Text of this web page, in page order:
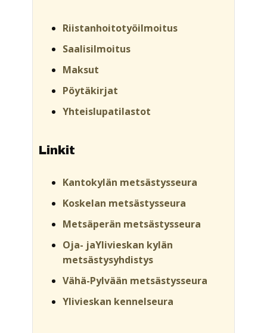
Riistanhoitotyöilmoitus
Saalisilmoitus
Maksut
Pöytäkirjat
Yhteislupatilastot
Linkit
Kantokylän metsästysseura
Koskelan metsästysseura
Metsäperän metsästysseura
Oja- jaYlivieskan kylän
metsästysyhdistys
Vähä-Pylvään metsästysseura
Ylivieskan kennelseura